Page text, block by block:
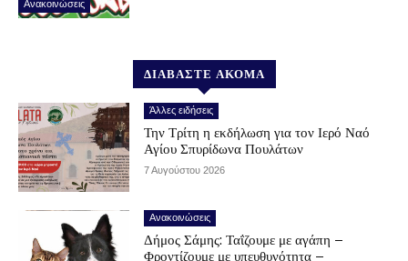
Ανακοινώσεις
ΔΙΑΒΑΣΤΕ ΑΚΟΜΑ
Άλλες ειδήσεις
Την Τρίτη η εκδήλωση για τον Ιερό Ναό
Αγίου Σπυρίδωνα Πουλάτων
7 Αυγούστου 2026
Ανακοινώσεις
Δήμος Σάμης: Ταΐζουμε με αγάπη –
Φροντίζουμε με υπευθυνότητα –